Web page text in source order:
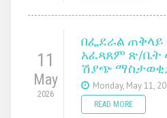
11
May
2026
በፌደራል ጠቅላይ
አፈጻጸም ጽ/ቤት
ሽያጭ
Monday, May 11,
READ MORE